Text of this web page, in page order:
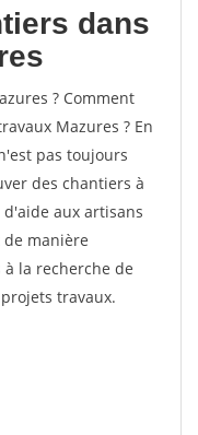
dans
? Comment
Mazures ? En
pas toujours
des chantiers à
aux artisans
manière
la recherche de
travaux.